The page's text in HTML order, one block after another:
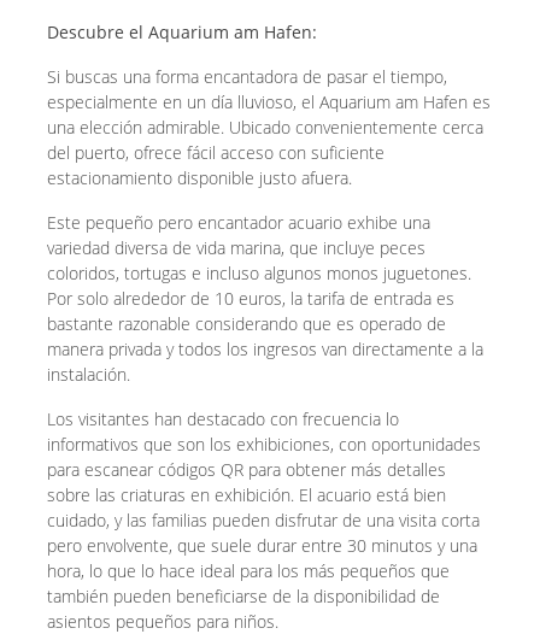
Descubre el Aquarium am Hafen:
Si buscas una forma encantadora de pasar el tiempo,
especialmente en un día lluvioso, el Aquarium am Hafen es
una elección admirable. Ubicado convenientemente cerca
del puerto, ofrece fácil acceso con suficiente
estacionamiento disponible justo afuera.
Este pequeño pero encantador acuario exhibe una
variedad diversa de vida marina, que incluye peces
coloridos, tortugas e incluso algunos monos juguetones.
Por solo alrededor de 10 euros, la tarifa de entrada es
bastante razonable considerando que es operado de
manera privada y todos los ingresos van directamente a la
instalación.
Los visitantes han destacado con frecuencia lo
informativos que son los exhibiciones, con oportunidades
para escanear códigos QR para obtener más detalles
sobre las criaturas en exhibición. El acuario está bien
cuidado, y las familias pueden disfrutar de una visita corta
pero envolvente, que suele durar entre 30 minutos y una
hora, lo que lo hace ideal para los más pequeños que
también pueden beneficiarse de la disponibilidad de
asientos pequeños para niños.